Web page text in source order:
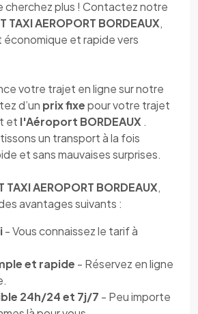
cherchez plus ! Contactez notre
TAXI AEROPORT BORDEAUX,
et rapide vers
votre trajet en ligne sur notre
d’un prix fixepour votre trajet
et l'Aéroport BORDEAUX .
un transport à la fois
et sans mauvaises surprises.
TAXI AEROPORT BORDEAUX,
avantages suivants :
- Vous connaissez le tarif à
et rapide - Réservez en ligne
24h/24 et 7j/7 - Peu importe